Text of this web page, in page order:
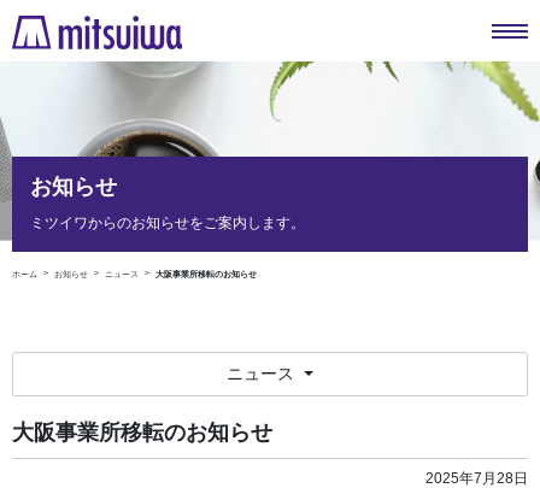
ホーム お知らせ ニュース 大阪事業所移転のお知らせ
お知らせ
ミツイワからのお知らせをご案内します。
大阪事業所移転のお知らせ
2025年7月28日
ニュース